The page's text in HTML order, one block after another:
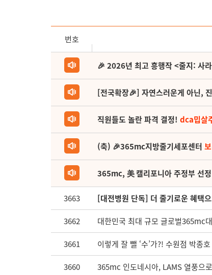
번호
🎉 2026년 최고 흥행작 <줄지: 사
[전국확장🎉] 자연스러운게 아닌,
직원들도 놀란 파격 결정! dca밉살
(축) 🎉365mc지방줄기세포센터
365mc, 美 캘리포니아 주정부 선정
3663 [대전병원 단독] 더 줄기로운 혜택
3662 대한민국 최대 규모 글로벌365mc
3661 이렇게 잘 뺄 ‘수’가?! 수원점 박종
3660 365mc 인도네시아, LAMS 열풍으